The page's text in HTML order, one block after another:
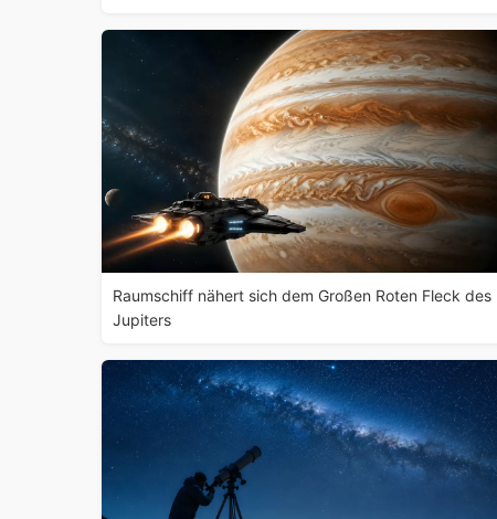
Raumschiff nähert sich dem Großen Roten Fleck des
Jupiters